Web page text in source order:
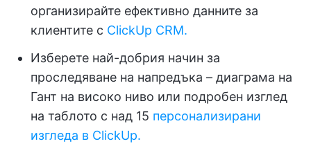
организирайте ефективно данните за
клиентите с ClickUp CRM.
Изберете най-добрия начин за
проследяване на напредъка – диаграма на
Гант на високо ниво или подробен изглед
на таблото с над 15 персонализирани
изгледа в ClickUp.